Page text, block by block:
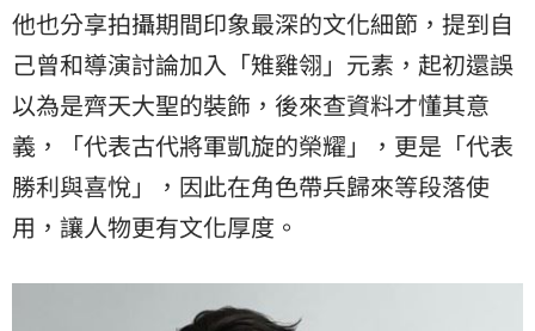
他也分享拍攝期間印象最深的文化細節，提到自
己曾和導演討論加入「雉雞翎」元素，起初還誤
以為是齊天大聖的裝飾，後來查資料才懂其意
義，「代表古代將軍凱旋的榮耀」，更是「代表
勝利與喜悅」，因此在角色帶兵歸來等段落使
用，讓人物更有文化厚度。